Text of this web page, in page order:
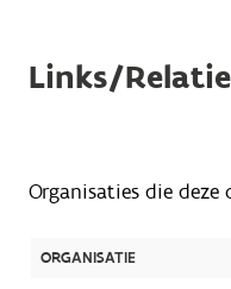
Links/
Organisaties die deze
ORGANISATIE